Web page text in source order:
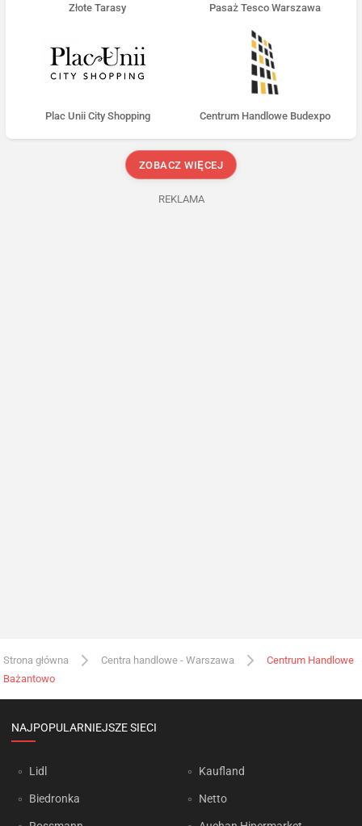
Złote Tarasy Pasaż Tesco Warszawa
Plac Unii City Shopping Centrum Handlowe Budexpo
ZOBACZ WIĘCEJ
REKLAMA
Strona główna Centra handlowe - Warszawa
Centrum Handlowe
Bażantowo
NAJPOPULARNIEJSZE SIECI
Lidl
Biedronka
Kaufland
Netto